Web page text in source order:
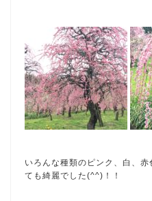
いろんな種類のピンク、白、
ても綺麗でした(^^)！！